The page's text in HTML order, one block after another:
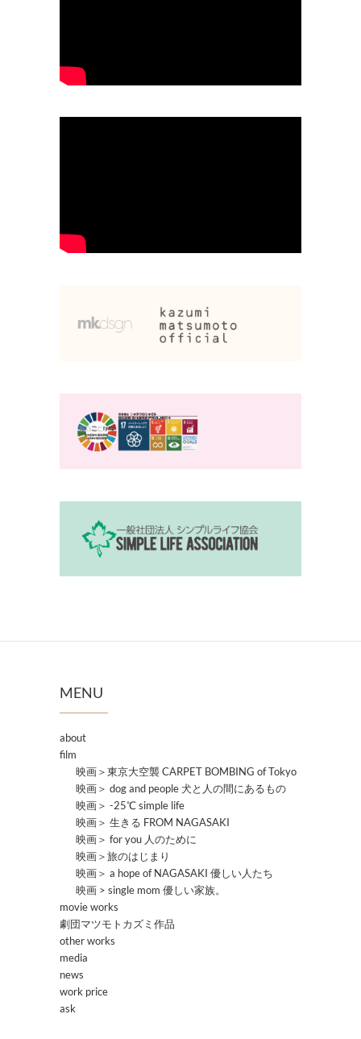
MENU
about
film
映画＞東京大空襲 CARPET BOMBING of Tokyo
映画＞ dog and people 犬と人の間にあるもの
映画＞ -25℃ simple life
映画＞ 生きる FROM NAGASAKI
映画＞ for you 人のために
映画＞旅のはじまり
映画＞ a hope of NAGASAKI 優しい人たち
映画 > single mom 優しい家族。
movie works
劇団マツモトカズミ作品
other works
media
news
work price
ask